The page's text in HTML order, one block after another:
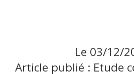
Le 03/12/